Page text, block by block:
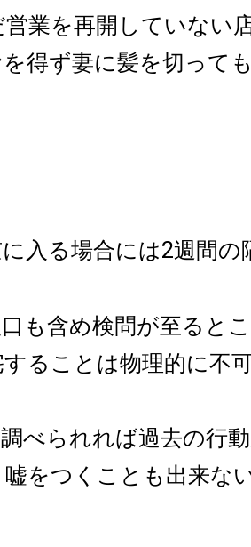
業を再開していない
得ず妻に髪を切って
入る場合には2週間の
も含め検問が至ると
ることは物理的に不
べられれば過去の行
嘘をつくことも出来な